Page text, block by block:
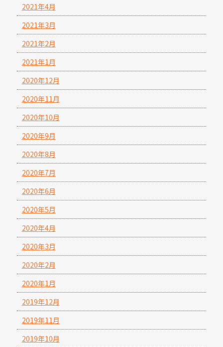
2021年4月
2021年3月
2021年2月
2021年1月
2020年12月
2020年11月
2020年10月
2020年9月
2020年8月
2020年7月
2020年6月
2020年5月
2020年4月
2020年3月
2020年2月
2020年1月
2019年12月
2019年11月
2019年10月